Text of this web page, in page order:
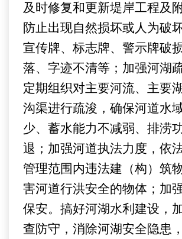
及时修复和更新堤岸工程及
防止出现自然损坏或人为破
宣传牌、标志牌、警示牌破
落、字迹不清等；加强河湖
定期组织对主要河流、主要
沟渠进行疏浚，确保河道水
少、蓄水能力不减弱、排涝
退；加强河道执法力度，依
管理范围内违法建（构）筑
害河道行洪安全的物体；加
保安。搞好河湖水利建设，
查防守，消除河湖安全隐患